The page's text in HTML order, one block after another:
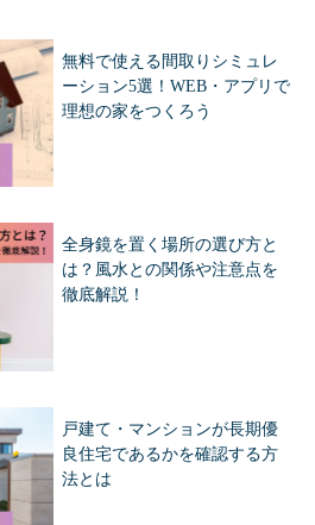
無料で使える間取りシミュレ
ーション5選！WEB・アプリで
理想の家をつくろう
全身鏡を置く場所の選び方と
は？風水との関係や注意点を
徹底解説！
戸建て・マンションが長期優
良住宅であるかを確認する方
法とは